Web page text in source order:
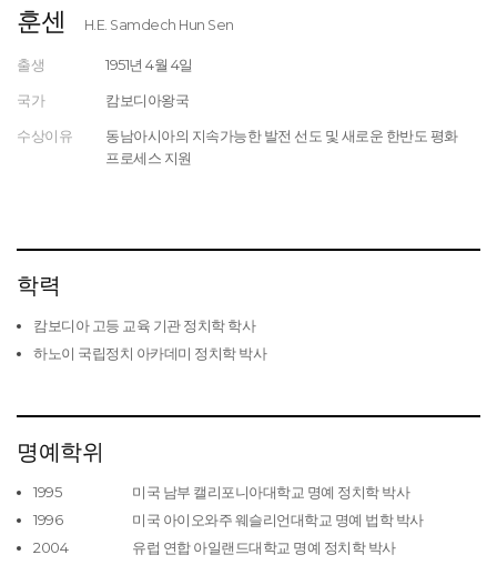
훈센 H.E. Samdech Hun Sen
출생
1951년 4월 4일
국가
캄보디아왕국
수상이유
동남아시아의 지속가능한 발전 선도 및 새로운 한반도 평화
프로세스 지원
학력
캄보디아 고등 교육 기관 정치학 학사
하노이 국립정치 아카데미 정치학 박사
명예학위
1995
미국 남부 캘리포니아대학교 명예 정치학 박사
1996
미국 아이오와주 웨슬리언대학교 명예 법학 박사
2004
유럽 연합 아일랜드대학교 명예 정치학 박사